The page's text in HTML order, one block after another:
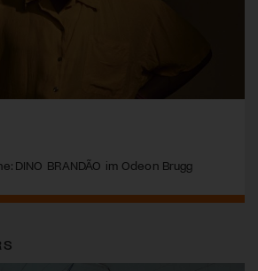
DINO BRANDÃO im Odeon Brugg